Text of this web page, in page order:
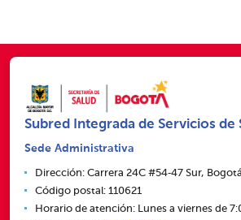
Subred Integrada de Servicios de
Sede Administrativa
Dirección: Carrera 24C #54‑47 Sur,
Código postal: 110621
Horario de atención: Lunes a viernes de